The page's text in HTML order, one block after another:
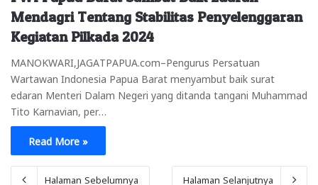
Mendagri Tentang Stabilitas Penyelenggaran
Kegiatan Pilkada 2024
MANOKWARI,JAGATPAPUA.com–Pengurus Persatuan
Wartawan Indonesia Papua Barat menyambut baik surat
edaran Menteri Dalam Negeri yang ditanda tangani Muhammad
Tito Karnavian, per…
Read More »
Halaman Sebelumnya Halaman Selanjutnya